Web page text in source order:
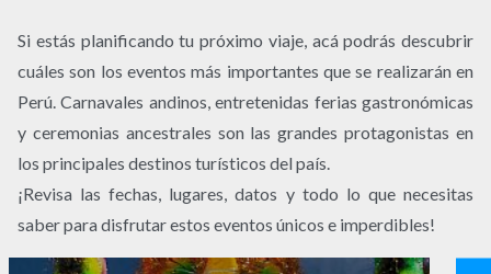
Si estás planificando tu próximo viaje, acá podrás descubrir
cuáles son los eventos más importantes que se realizarán en
Perú. Carnavales andinos, entretenidas ferias gastronómicas
y ceremonias ancestrales son las grandes protagonistas en
los principales destinos turísticos del país.
¡Revisa las fechas, lugares, datos y todo lo que necesitas
saber para disfrutar estos eventos únicos e imperdibles!